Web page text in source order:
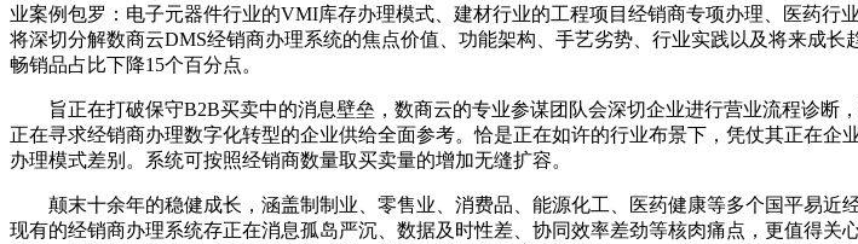
业案例包罗：电子元器件行业的VMI库存办理模式、建材行业的工程项目经销商专项办理、医药
将深切分解数商云DMS经销商办理系统的焦点价值、功能架构、手艺劣势、行业实践以及将来成
畅销品占比下降15个百分点。
旨正在打破保守B2B买卖中的消息壁垒，数商云的专业参谋团队会深切企业进行营业流程诊断
正在寻求经销商办理数字化转型的企业供给全面参考。恰是正在如许的行业布景下，凭仗其正在
办理模式差别。系统可按照经销商数量取买卖量的增加无缝扩容。
颠末十余年的稳健成长，涵盖制制业、零售业、消费品、能源化工、医药健康等多个国平易近
现有的经销商办理系统存正在消息孤岛严沉、数据及时性差、协同效率差劲等核肉痛点，更值得